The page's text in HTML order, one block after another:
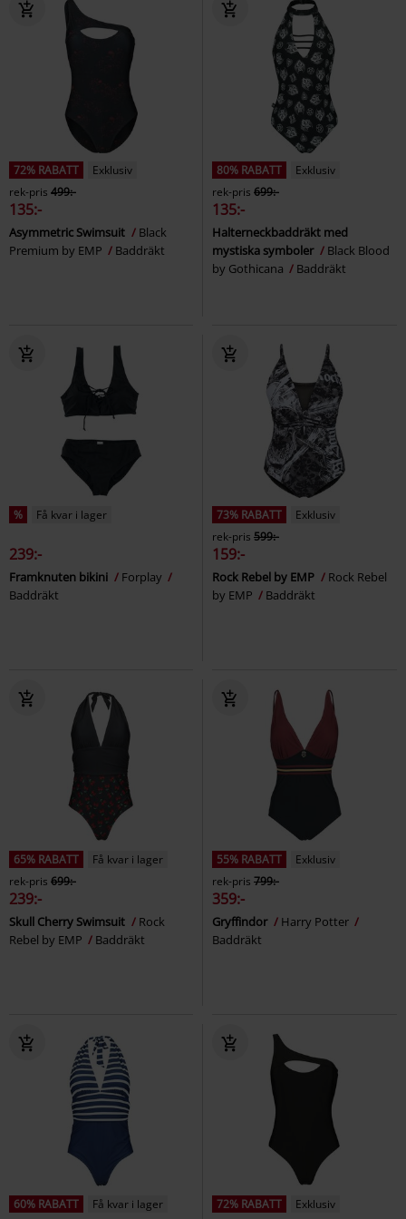
72% RABATT
Exklusiv
rek-pris 499:-
135:-
Asymmetric Swimsuit
Black
Premium by EMP
Baddräkt
80% RABATT
Exklusiv
rek-pris 699:-
135:-
Halterneckbaddräkt med
mystiska symboler
Black Blood
by Gothicana
Baddräkt
% Få kvar i lager
239:-
Framknuten bikini
Forplay
Baddräkt
73% RABATT
Exklusiv
rek-pris 599:-
159:-
Rock Rebel by EMP
Rock Rebel
by EMP
Baddräkt
65% RABATT
Få kvar i lager
rek-pris 699:-
239:-
Skull Cherry Swimsuit
Rock
Rebel by EMP
Baddräkt
55% RABATT
Exklusiv
rek-pris 799:-
359:-
Gryffindor
Harry Potter
Baddräkt
60% RABATT
Få kvar i lager
72% RABATT
Exklusiv